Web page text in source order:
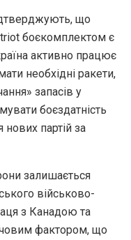
що
боєкомплектом є
активно працює
необхідні ракети,
запасів у
боєздатність
партій за
залишається
військово-
з Канадою та
фактором, що